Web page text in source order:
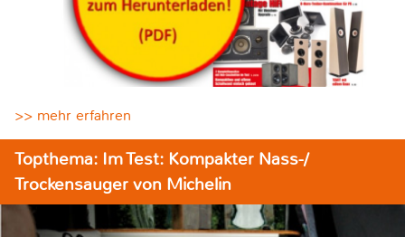
>> mehr erfahren
Topthema: Im Test: Kompakter Nass-/
Trockensauger von Michelin